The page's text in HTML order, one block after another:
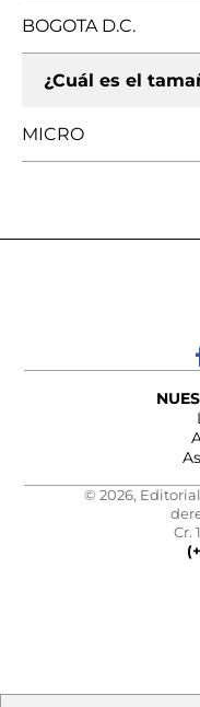
BOGOTA D.C.
¿Cuál es el
MICRO
© 2026, Editorial
Cr.